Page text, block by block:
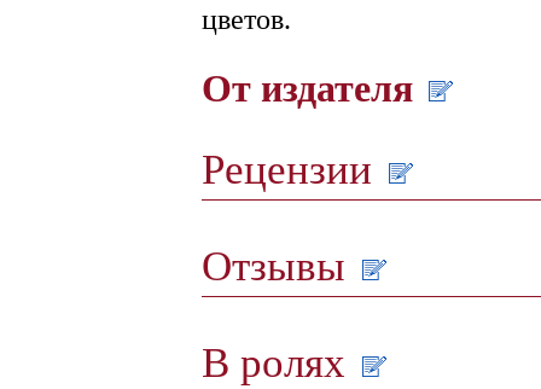
цветов.
От издателя
Рецензии
Отзывы
В ролях